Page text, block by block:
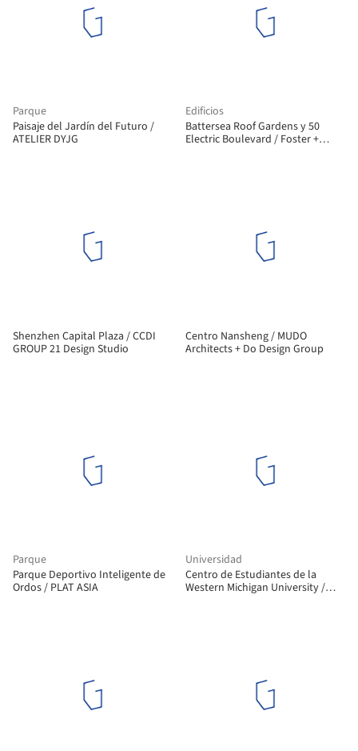
Parque
Paisaje del Jardín del Futuro /
ATELIER DYJG
Edificios
Battersea Roof Gardens y 50
Electric Boulevard / Foster +
Shenzhen Capital Plaza / CCDI
GROUP 21 Design Studio
Centro Nansheng / MUDO
Architects + Do Design Group
Parque
Parque Deportivo Inteligente de
Ordos / PLAT ASIA
Universidad
Centro de Estudiantes de la
Western Michigan University /